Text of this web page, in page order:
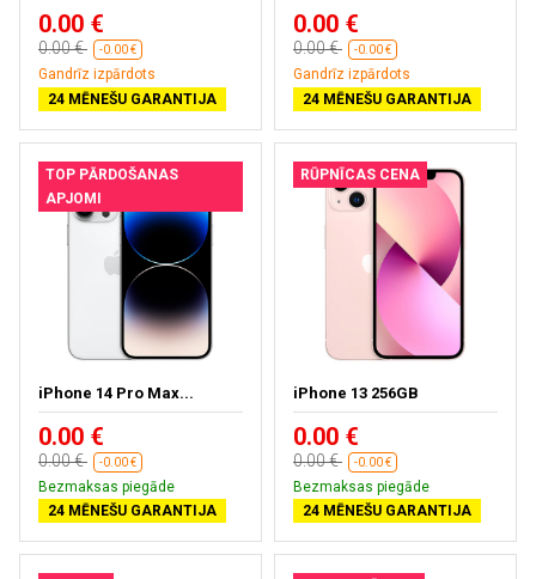
0.00 €
0.00 € -0.00 €
Gandrīz izpārdots
24 MĒNEŠU GARANTIJA
0.00 €
0.00 € -0.00 €
Gandrīz izpārdots
24 MĒNEŠU GARANTIJA
TOP PĀRDOŠANAS
APJOMI
iPhone 14 Pro Max...
0.00 €
0.00 € -0.00 €
Bezmaksas piegāde
24 MĒNEŠU GARANTIJA
RŪPNĪCAS CENA
iPhone 13 256GB
0.00 €
0.00 € -0.00 €
Bezmaksas piegāde
24 MĒNEŠU GARANTIJA